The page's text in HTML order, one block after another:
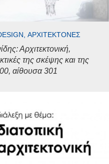
ΑΡΧΙΤΈΚΤΟΝΕΣ
Αρχιτεκτονική,
της σκέψης και της
αίθουσα 301